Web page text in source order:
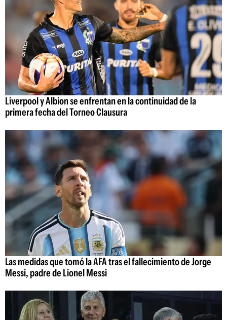
Liverpool y Albion se enfrentan en la continuidad de la
primera fecha del Torneo Clausura
Las medidas que tomó la AFA tras el fallecimiento de Jorge
Messi, padre de Lionel Messi